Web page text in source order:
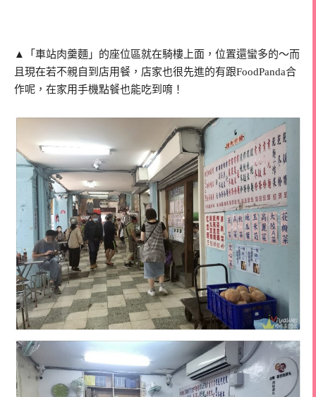
▲「車站肉羹麵」的座位區就在騎樓上面，位置還蠻多的～而
且現在若不親自到店用餐，店家也很先進的有跟FoodPanda合
作呢，在家用手機點餐也能吃到唷！